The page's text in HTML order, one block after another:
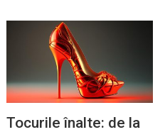
Tocurile înalte: de la